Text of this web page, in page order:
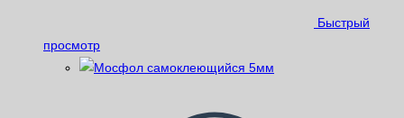
Быстрый
просмотр